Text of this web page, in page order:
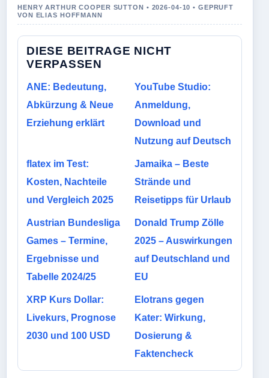
HENRY ARTHUR COOPER SUTTON • 2026-04-10 • GEPRUFT
VON ELIAS HOFFMANN
DIESE BEITRAGE NICHT
VERPASSEN
ANE: Bedeutung,
Abkürzung & Neue
Erziehung erklärt
YouTube Studio:
Anmeldung,
Download und
Nutzung auf Deutsch
flatex im Test:
Kosten, Nachteile
und Vergleich 2025
Jamaika – Beste
Strände und
Reisetipps für Urlaub
Austrian Bundesliga
Games – Termine,
Ergebnisse und
Tabelle 2024/25
Donald Trump Zölle
2025 – Auswirkungen
auf Deutschland und
EU
XRP Kurs Dollar:
Livekurs, Prognose
2030 und 100 USD
Elotrans gegen
Kater: Wirkung,
Dosierung &
Faktencheck